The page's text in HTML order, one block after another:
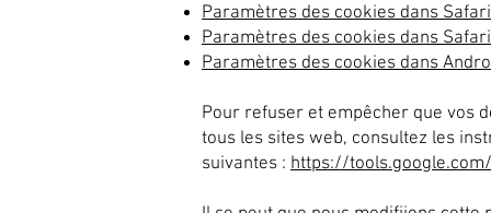
Paramètres des cookies dans Safari
Paramètres des cookies dans Safari
Paramètres des cookies dans
Pour refuser et empêcher que vos
tous les sites web, consultez les
suivantes : https://